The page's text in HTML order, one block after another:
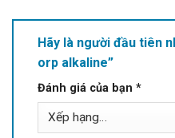
Hãy là người đầu tiên
orp alkaline”
Đánh giá của bạn *